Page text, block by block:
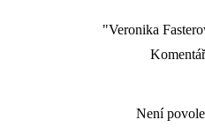
"Veronika
Není